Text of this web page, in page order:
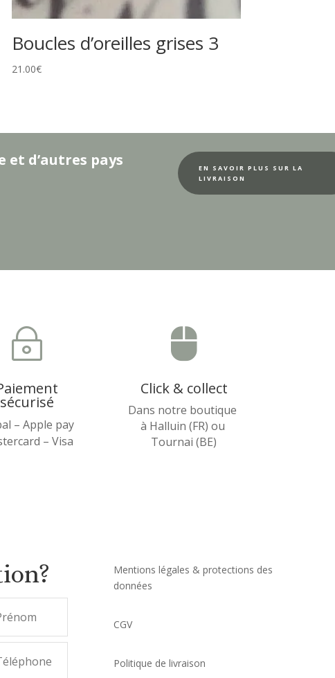
Boucles d’oreilles grises 3
21.00€
d’autres pays
EN SAVOIR PLUS SUR LA
LIVRAISON
~
sécurisé
– Apple pay
– Visa

Click & collect
Dans notre boutique
à Halluin (FR) ou
Tournai (BE)
Mentions légales & protections des
données
CGV
Politique de livraison